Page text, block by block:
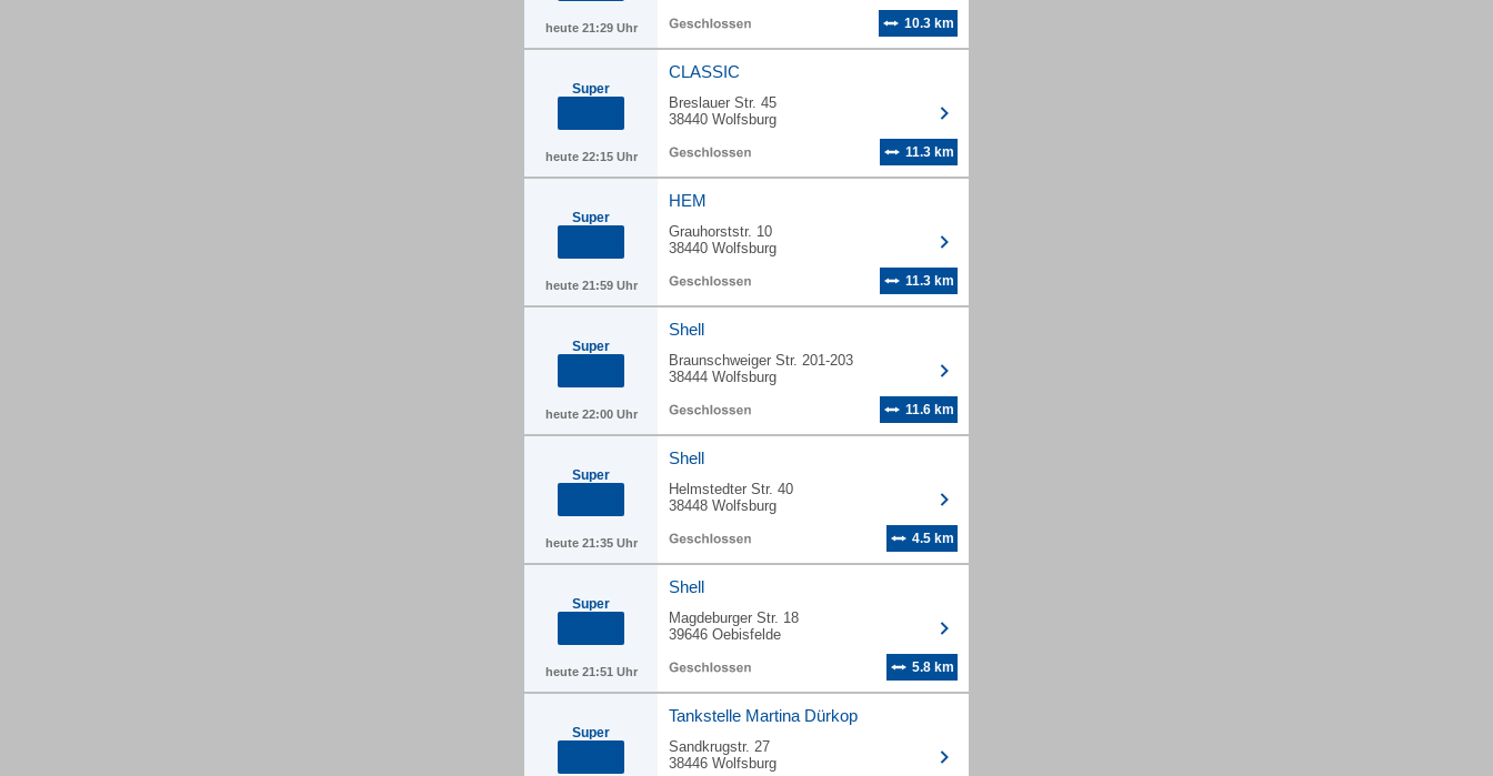
heute 21:29 Uhr 10.3 km
Super
heute 22:15 Uhr
CLASSIC
Breslauer Str. 45
38440 Wolfsburg
11.3 km
Super
heute 21:59 Uhr
HEM
Grauhorststr. 10
38440 Wolfsburg
11.3 km
Super
heute 22:00 Uhr
Shell
Braunschweiger Str. 201-203
38444 Wolfsburg
11.6 km
Super
heute 21:35 Uhr
Shell
Helmstedter Str. 40
38448 Wolfsburg
4.5 km
Super
heute 21:51 Uhr
Shell
Magdeburger Str. 18
39646 Oebisfelde
5.8 km
Super
Tankstelle Martina Dürkop
Sandkrugstr. 27
38446 Wolfsburg